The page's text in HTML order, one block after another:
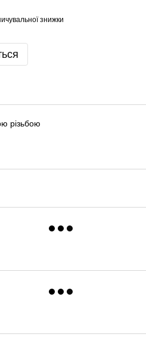
знижки
різьбою